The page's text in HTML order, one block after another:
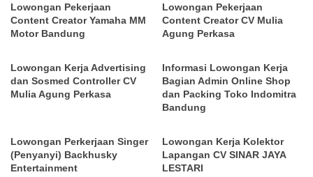
Lowongan Pekerjaan
Content Creator Yamaha MM
Motor Bandung
Lowongan Pekerjaan
Content Creator CV Mulia
Agung Perkasa
Lowongan Kerja Advertising
dan Sosmed Controller CV
Mulia Agung Perkasa
Informasi Lowongan Kerja
Bagian Admin Online Shop
dan Packing Toko Indomitra
Bandung
Lowongan Perkerjaan Singer
(Penyanyi) Backhusky
Entertainment
Lowongan Kerja Kolektor
Lapangan CV SINAR JAYA
LESTARI